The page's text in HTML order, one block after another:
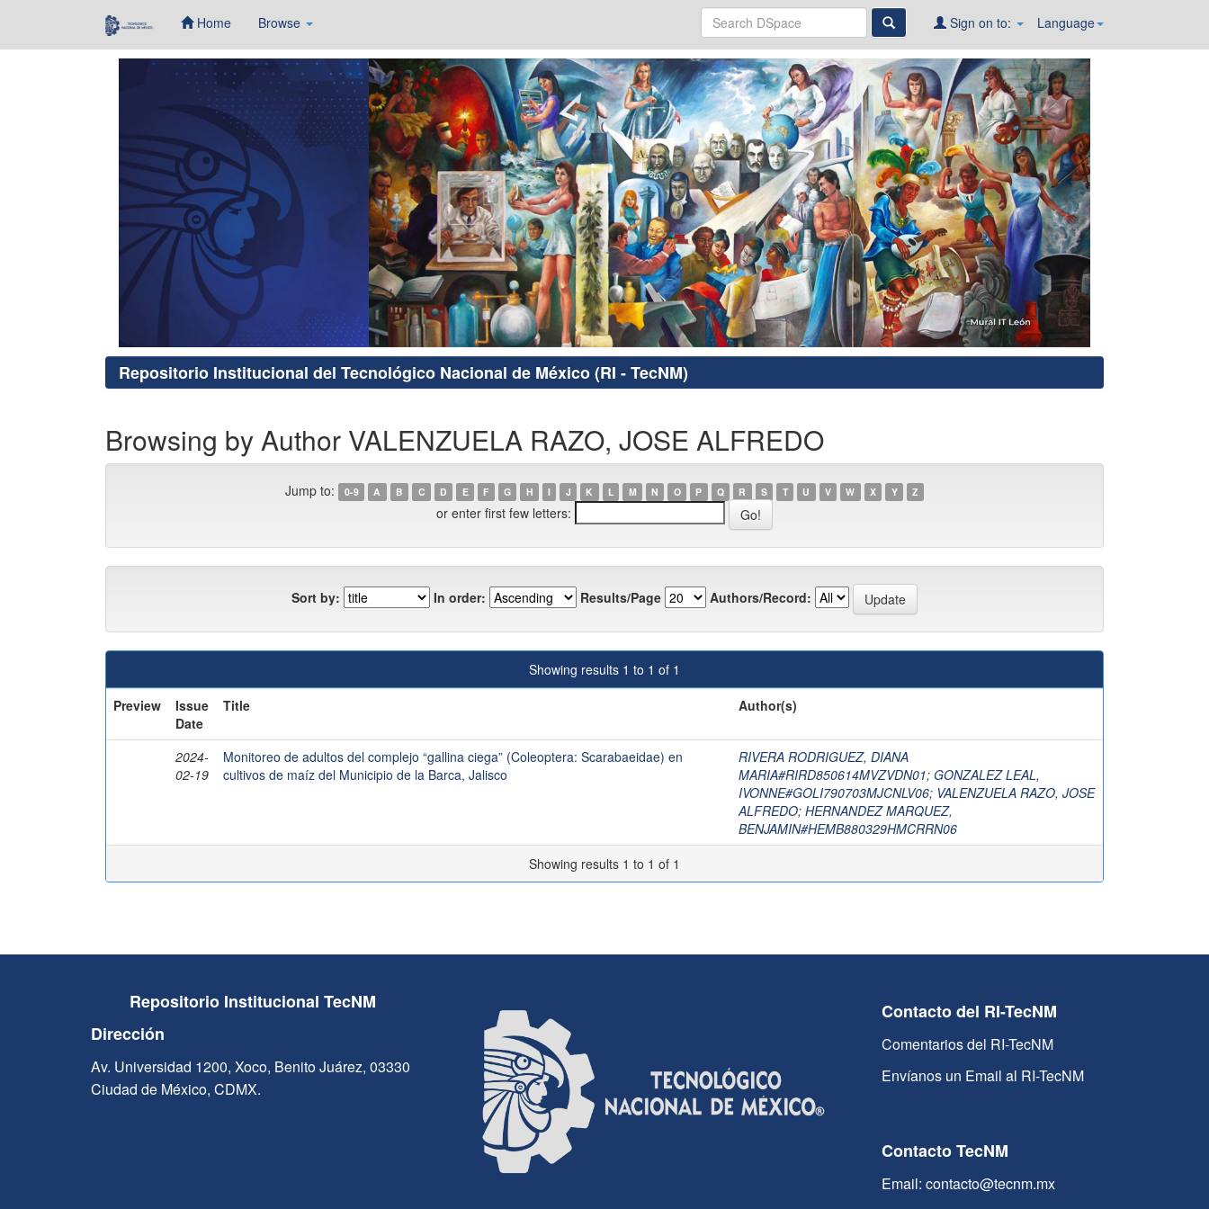
Home Browse Language
Sign on to:
Repositorio Institucional del Tecnológico Nacional de México (RI - TecNM)
Browsing by Author VALENZUELA RAZO, JOSE ALFREDO
Jump to: 0-9 A B C D E F G H I J K L M N O P Q R S T U V W X Y Z
or enter first few letters:
Sort by: In order: Results/Page Authors/Record:
Showing results 1 to 1 of 1
Preview
Issue
Date
Title Author(s)
2024-
02-19
Monitoreo de adultos del complejo “gallina ciega” (Coleoptera: Scarabaeidae) en
cultivos de maíz del Municipio de la Barca, Jalisco
RIVERA RODRIGUEZ, DIANA
MARIA#RIRD850614MVZVDN01; GONZALEZ LEAL,
IVONNE#GOLI790703MJCNLV06; VALENZUELA RAZO, JOSE
ALFREDO; HERNANDEZ MARQUEZ,
BENJAMIN#HEMB880329HMCRRN06
Showing results 1 to 1 of 1
Repositorio Institucional TecNM
Dirección
Av. Universidad 1200, Xoco, Benito Juárez, 03330
Ciudad de México, CDMX.
Contacto del RI-TecNM
Comentarios del RI-TecNM
Envíanos un Email al RI-TecNM
Contacto TecNM
Email: contacto@tecnm.mx